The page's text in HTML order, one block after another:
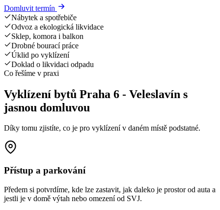
Domluvit termín
Nábytek a spotřebiče
Odvoz a ekologická likvidace
Sklep, komora i balkon
Drobné bourací práce
Úklid po vyklízení
Doklad o likvidaci odpadu
Co řešíme v praxi
Vyklízení bytů Praha 6 - Veleslavín s
jasnou domluvou
Díky tomu zjistíte, co je pro vyklízení v daném místě podstatné.
Přístup a parkování
Předem si potvrdíme, kde lze zastavit, jak daleko je prostor od auta a
jestli je v domě výtah nebo omezení od SVJ.